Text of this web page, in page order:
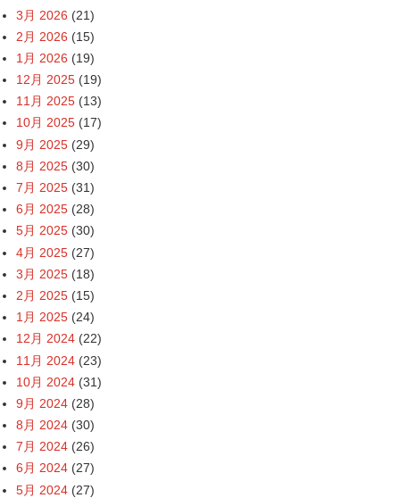
3月 2026 (21)
2月 2026 (15)
1月 2026 (19)
12月 2025 (19)
11月 2025 (13)
10月 2025 (17)
9月 2025 (29)
8月 2025 (30)
7月 2025 (31)
6月 2025 (28)
5月 2025 (30)
4月 2025 (27)
3月 2025 (18)
2月 2025 (15)
1月 2025 (24)
12月 2024 (22)
11月 2024 (23)
10月 2024 (31)
9月 2024 (28)
8月 2024 (30)
7月 2024 (26)
6月 2024 (27)
5月 2024 (27)